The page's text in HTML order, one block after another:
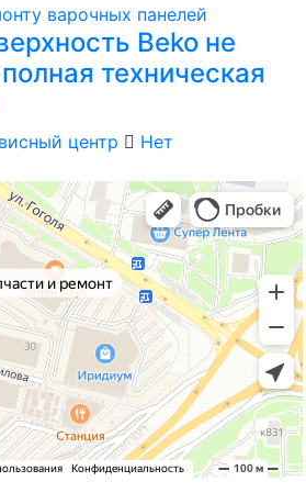
варочных панелей
Beko не
техническая
центр
Нет